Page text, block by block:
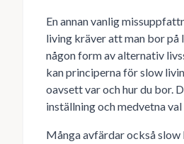
En annan vanlig
living kräver att man bor på
någon form av alternativ
kan principerna för slow
oavsett var och hur du bor.
inställning och medvetna
Många avfärdar också slow